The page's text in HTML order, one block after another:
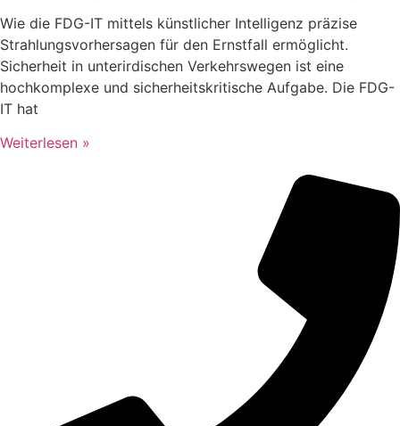
Wie die FDG-IT mittels künstlicher Intelligenz präzise
Strahlungsvorhersagen für den Ernstfall ermöglicht.
Sicherheit in unterirdischen Verkehrswegen ist eine
hochkomplexe und sicherheitskritische Aufgabe. Die FDG-
IT hat
Weiterlesen »